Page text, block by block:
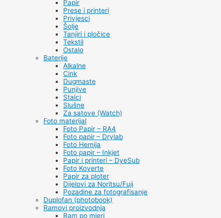
Papir
Prese i printeri
Privjesci
Šolje
Tanjiri i pločice
Tekstil
Ostalo
Baterije
Alkalne
Cink
Dugmaste
Punjive
Stalci
Slušne
Za satove (Watch)
Foto materijal
Foto Papir – RA4
Foto papir – Drylab
Foto Hemija
Foto papir – Inkjet
Papir i printeri – DyeSub
Foto Koverte
Papir za ploter
Dijelovi za Noritsu/Fuji
Pozadine za fotografisanje
Duplofan (photobook)
Ramovi proizvodnja
Ram po mjeri